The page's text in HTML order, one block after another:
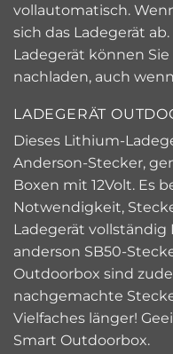
vollautomatisch.
sich das Ladegerät
Ladegerät können
nachladen, auch
LADEGERÄT
Dieses Lithium-
Anderson-Stecker,
Boxen mit 12Volt. Es
Notwendigkeit,
Ladegerät vollständig
anderson SB50-
Outdoorbox sind
nachgemachte
Vielfaches länger!
Smart Outdoorbox.